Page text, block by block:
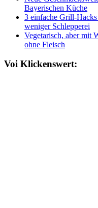
Bayerischen Küche
3 einfache Grill-
weniger Schlepperei
Vegetarisch, aber mit
ohne Fleisch
Voi Klickenswert: